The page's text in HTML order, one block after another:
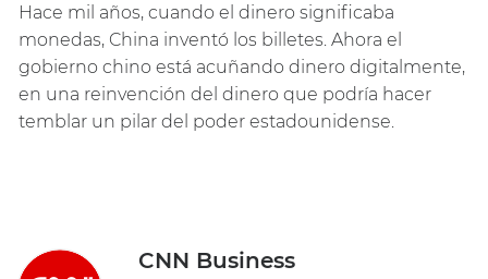
Hace mil años, cuando el dinero significaba
monedas, China inventó los billetes. Ahora el
gobierno chino está acuñando dinero digitalmente,
en una reinvención del dinero que podría hacer
temblar un pilar del poder estadounidense.
CNN Business